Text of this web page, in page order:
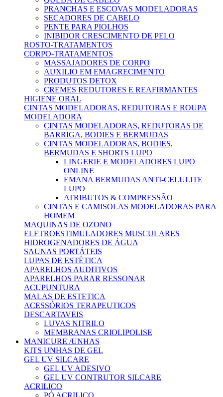
PRANCHAS E ESCOVAS MODELADORAS
SECADORES DE CABELO
PENTE PARA PIOLHOS
INIBIDOR CRESCIMENTO DE PELO
ROSTO-TRATAMENTOS
CORPO-TRATAMENTOS
MASSAJADORES DE CORPO
AUXILIO EM EMAGRECIMENTO
PRODUTOS DETOX
CREMES REDUTORES E REAFIRMANTES
HIGIENE ORAL
CINTAS MODELADORAS, REDUTORAS E ROUPA
MODELADORA
CINTAS MODELADORAS, REDUTORAS DE
BARRIGA, BODIES E BERMUDAS
CINTAS MODELADORAS, BODIES,
BERMUDAS E SHORTS LUPO
LINGERIE E MODELADORES LUPO
ONLINE
EMANA BERMUDAS ANTI-CELULITE
LUPO
ATRIBUTOS & COMPRESSÃO
CINTAS E CAMISOLAS MODELADORAS PARA
HOMEM
MAQUINAS DE OZONO
ELETROESTIMULADORES MUSCULARES
HIDROGENADORES DE ÁGUA
SAUNAS PORTÁTEIS
LUPAS DE ESTÉTICA
APARELHOS AUDITIVOS
APARELHOS PARAR RESSONAR
ACUPUNTURA
MALAS DE ESTETICA
ACESSÓRIOS TERAPEUTICOS
DESCARTAVEIS
LUVAS NITRILO
MEMBRANAS CRIOLIPOLISE
MANICURE /UNHAS
KITS UNHAS DE GEL
GEL UV SILCARE
GEL UV ADESIVO
GEL UV CONTRUTOR SILCARE
ACRILICO
PÓ ACRILICO